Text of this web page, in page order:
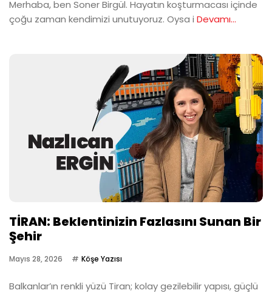
Merhaba, ben Soner Birgül. Hayatın koşturmacası içinde
çoğu zaman kendimizi unutuyoruz. Oysa i Devamı...
TİRAN: Beklentinizin Fazlasını Sunan Bir
Şehir
Mayıs 28, 2026 Köşe Yazısı
Balkanlar’ın renkli yüzü Tiran; kolay gezilebilir yapısı, güçlü